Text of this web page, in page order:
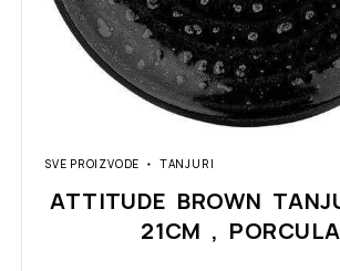
SVE PROIZVODE TANJURI
ATTITUDE BROWN
21CM ,